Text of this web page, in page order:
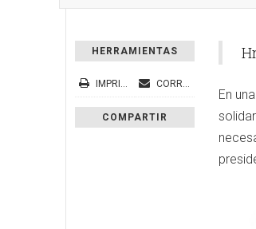
HERRAMIENTAS
IMPRIMIR CORREO ELECTRÓNICO
COMPARTIR
En